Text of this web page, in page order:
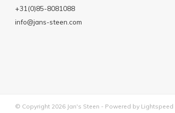
+31(0)85-8081088
info@jans-steen.com
© Copyright 2026 Jan's Steen - Powered by Lightspeed